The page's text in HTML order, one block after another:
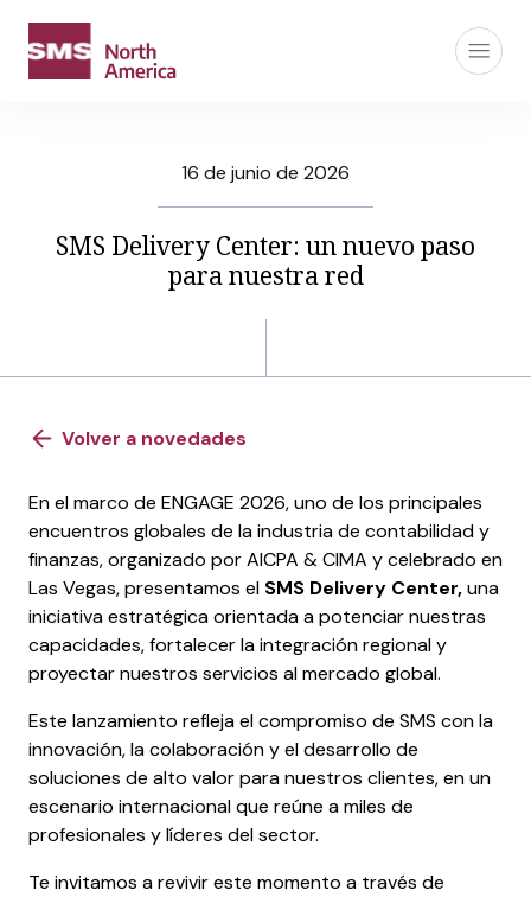
16 de junio de 2026
SMS Delivery Center: un nuevo paso
para nuestra red
Volver a novedades
En el marco de ENGAGE 2026, uno de los principales
encuentros globales de la industria de contabilidad y
finanzas, organizado por AICPA & CIMA y celebrado en
Las Vegas, presentamos el SMS Delivery Center,una
iniciativa estratégica orientada a potenciar nuestras
capacidades, fortalecer la integración regional y
proyectar nuestros servicios al mercado global.
Este lanzamiento refleja el compromiso de SMS con la
innovación, la colaboración y el desarrollo de
soluciones de alto valor para nuestros clientes, en un
escenario internacional que reúne a miles de
profesionales y líderes del sector.
Te invitamos a revivir este momento a través de